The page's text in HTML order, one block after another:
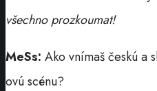
všechno prozkoumat!
MeSs: Ako vnímaš českú a
ovú scénu?